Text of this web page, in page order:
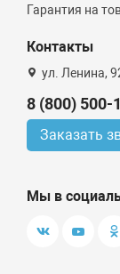
Гарантия на
Контакты
ул. Ленина,
8 (800) 500-
Заказать
Мы в